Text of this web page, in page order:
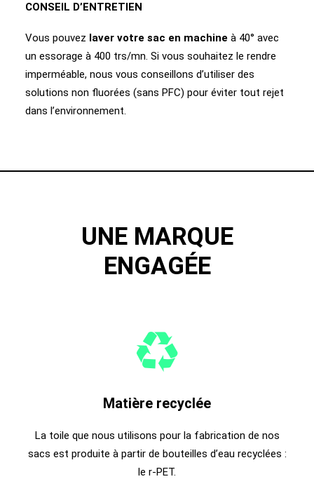
CONSEIL D’ENTRETIEN
Vous pouvez laver votre sac en machine à 40° avec
un essorage à 400 trs/mn. Si vous souhaitez le rendre
imperméable, nous vous conseillons d’utiliser des
solutions non fluorées (sans PFC) pour éviter tout rejet
dans l’environnement.
UNE MARQUE
ENGAGÉE
Matière recyclée
La toile que nous utilisons pour la fabrication de nos
sacs est produite à partir de bouteilles d’eau recyclées :
le r-PET.